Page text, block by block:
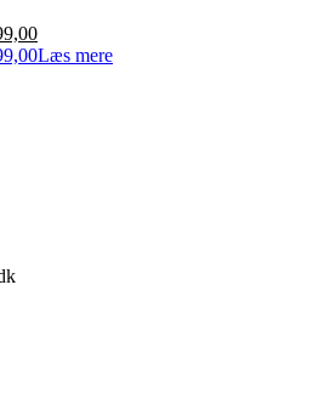
Den
aktuelle
Den
Læs mere